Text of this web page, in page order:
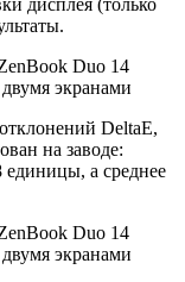
дисплея (только
DeltaE,
на заводе:
единицы, а среднее